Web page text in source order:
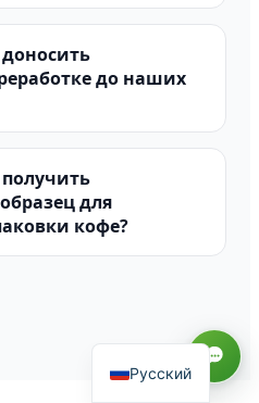
до наших
для
кофе?
Русский